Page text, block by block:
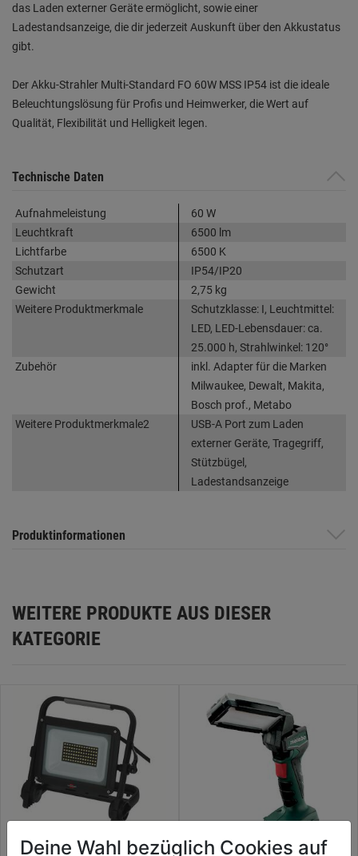
das Laden externer Geräte ermöglicht, sowie einer
Ladestandsanzeige, die dir jederzeit Auskunft über den Akkustatus
gibt.
Der Akku-Strahler Multi-Standard FO 60W MSS IP54 ist die ideale
Beleuchtungslösung für Profis und Heimwerker, die Wert auf
Qualität, Flexibilität und Helligkeit legen.
Technische Daten
Aufnahmeleistung
60 W
Leuchtkraft
6500 lm
Lichtfarbe
6500 K
Schutzart
IP54/IP20
Gewicht
2,75 kg
Weitere Produktmerkmale
Schutzklasse: I, Leuchtmittel:
LED, LED-Lebensdauer: ca.
25.000 h, Strahlwinkel: 120°
Zubehör
inkl. Adapter für die Marken
Milwaukee, Dewalt, Makita,
Bosch prof., Metabo
Weitere Produktmerkmale2
USB-A Port zum Laden
externer Geräte, Tragegriff,
Stützbügel,
Ladestandsanzeige
Produktinformationen
WEITERE PRODUKTE AUS DIESER
KATEGORIE
Deine Wahl bezüglich Cookies auf